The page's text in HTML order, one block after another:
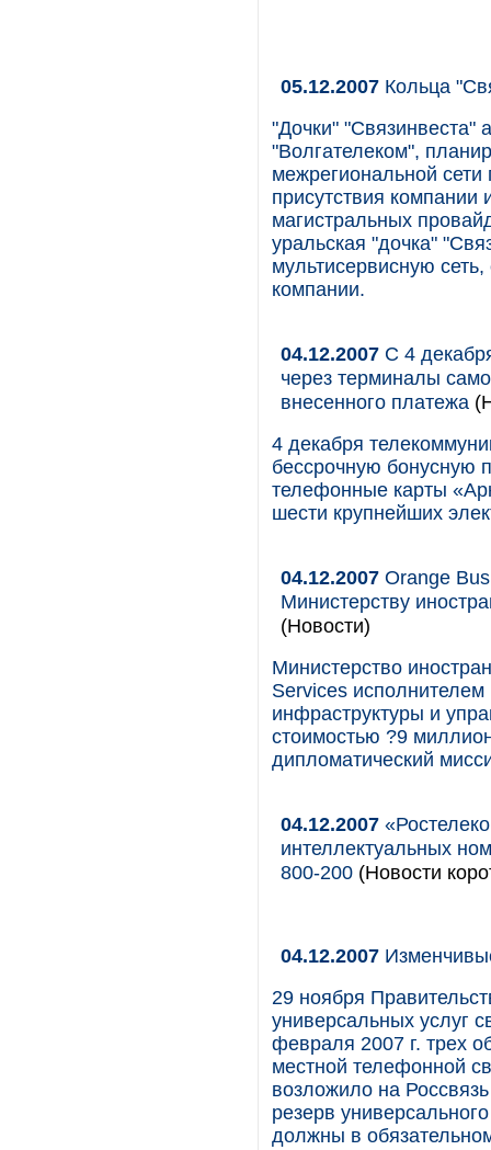
05.12.2007 Кольца
"Дочки" "Связинвеста"
"Волгателеком",
межрегиональной
присутствия компании
магистральных
уральская "дочка"
мультисервисную
компании.
04.12.2007 С 4
через терминалы
внесенного платежа
4 декабря
бессрочную бонусную
телефонные карты
шести крупнейших
04.12.2007 Orange
Министерству
(Новости)
Министерство
Services
инфраструктуры и
стоимостью ?9
дипломатический
04.12.2007
интеллектуальных
800-200 (Новости
04.12.2007
29 ноября
универсальных услуг
февраля 2007 г. трех
местной телефонной
возложило на
резерв
должны в